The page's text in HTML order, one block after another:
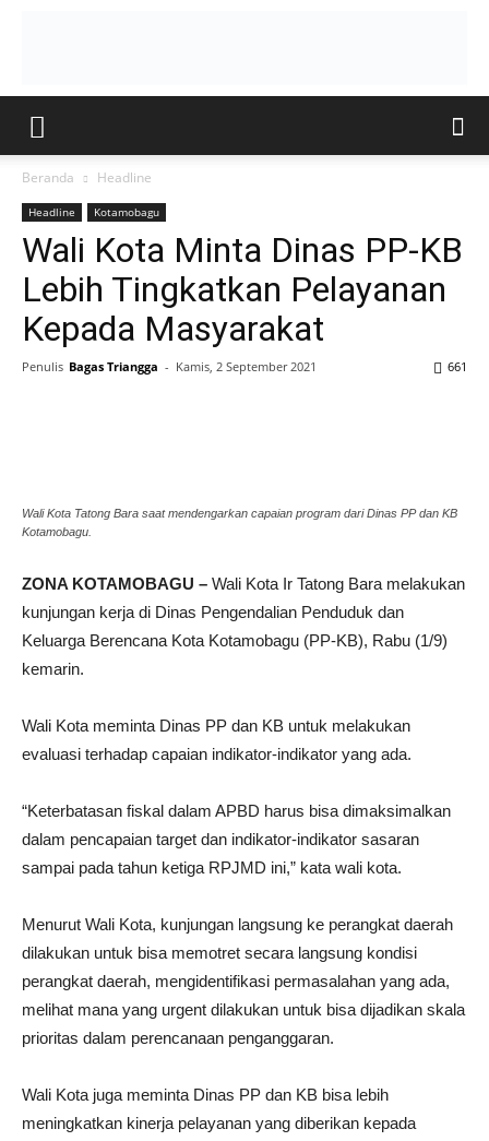
Beranda Headline
Headline Kotamobagu
Wali Kota Minta Dinas PP-KB
Lebih Tingkatkan Pelayanan
Kepada Masyarakat
Penulis Bagas Triangga - Kamis, 2 September 2021 661
Wali Kota Tatong Bara saat mendengarkan capaian program dari Dinas PP dan KB
Kotamobagu.
ZONA KOTAMOBAGU – Wali Kota Ir Tatong Bara melakukan
kunjungan kerja di Dinas Pengendalian Penduduk dan
Keluarga Berencana Kota Kotamobagu (PP-KB), Rabu (1/9)
kemarin.
Wali Kota meminta Dinas PP dan KB untuk melakukan
evaluasi terhadap capaian indikator-indikator yang ada.
“Keterbatasan fiskal dalam APBD harus bisa dimaksimalkan
dalam pencapaian target dan indikator-indikator sasaran
sampai pada tahun ketiga RPJMD ini,” kata wali kota.
Menurut Wali Kota, kunjungan langsung ke perangkat daerah
dilakukan untuk bisa memotret secara langsung kondisi
perangkat daerah, mengidentifikasi permasalahan yang ada,
melihat mana yang urgent dilakukan untuk bisa dijadikan skala
prioritas dalam perencanaan penganggaran.
Wali Kota juga meminta Dinas PP dan KB bisa lebih
meningkatkan kinerja pelayanan yang diberikan kepada